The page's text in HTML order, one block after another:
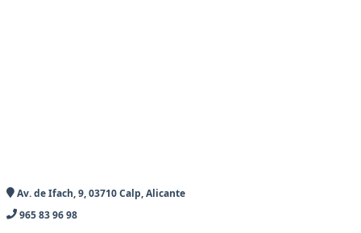
Av. de Ifach, 9, 03710 Calp, Alicante
965 83 96 98